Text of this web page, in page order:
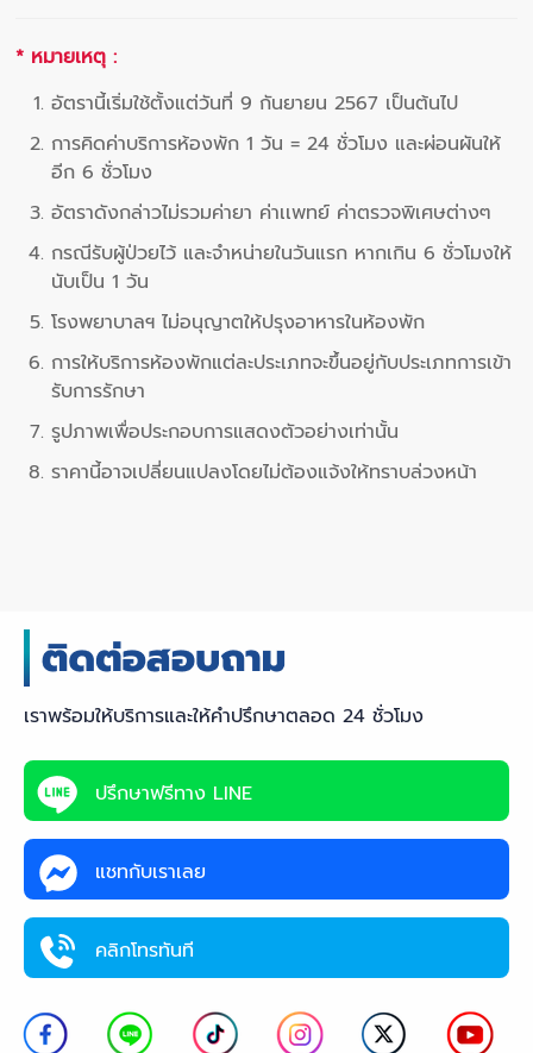
* หมายเหตุ :
อัตรานี้เริ่มใช้ตั้งแต่วันที่ 9 กันยายน 2567 เป็นต้นไป
การคิดค่าบริการห้องพัก 1 วัน = 24 ชั่วโมง และผ่อนผันให้
อีก 6 ชั่วโมง
อัตราดังกล่าวไม่รวมค่ายา ค่าเเพทย์ ค่าตรวจพิเศษต่างๆ
กรณีรับผู้ป่วยไว้ และจำหน่ายในวันแรก หากเกิน 6 ชั่วโมงให้
นับเป็น 1 วัน
โรงพยาบาลฯ ไม่อนุญาตให้ปรุงอาหารในห้องพัก
การให้บริการห้องพักแต่ละประเภทจะขึ้นอยู่กับประเภทการเข้า
รับการรักษา
รูปภาพเพื่อประกอบการแสดงตัวอย่างเท่านั้น
ราคานี้อาจเปลี่ยนแปลงโดยไม่ต้องแจ้งให้ทราบล่วงหน้า
เราพร้อมให้บริการและให้คำปรึกษาตลอด 24 ชั่วโมง
ปรึกษาฟรีทาง LINE
แชทกับเราเลย
คลิกโทรทันที